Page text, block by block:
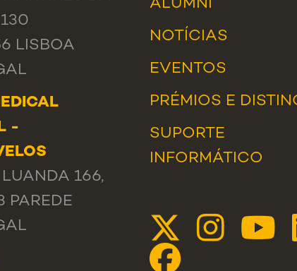
LISBOA
-
166,
PAREDE
ALUMNI
NOTÍCIAS
EVENTOS
PRÉMIOS E
SUPORTE
INFORMÁTICO